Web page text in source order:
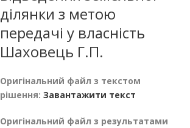
ділянки з метою
передачі у власність
Шаховець Г.П.
Оригінальний файл з текстом
рішення: Завантажити текст
Оригінальний файл з результатами